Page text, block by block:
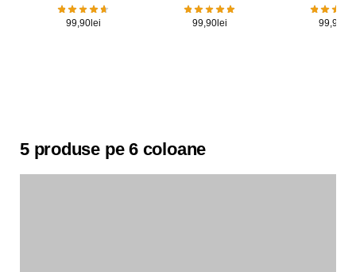
și mesaj – Elegance
99,90lei
și mesaj
99,90lei
și mesaj
99,90
5 produse pe 6 coloane